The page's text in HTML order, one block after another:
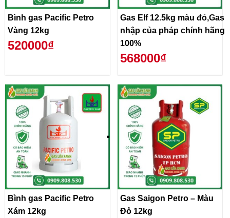
Bình gas Pacific Petro
Vàng 12kg
520000₫
Gas Elf 12.5kg màu đỏ,Gas
nhập của pháp chính hãng
100%
568000₫
Bình gas Pacific Petro
Xám 12kg
Gas Saigon Petro – Màu
Đỏ 12kg